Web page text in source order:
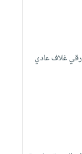
غلاف عادي